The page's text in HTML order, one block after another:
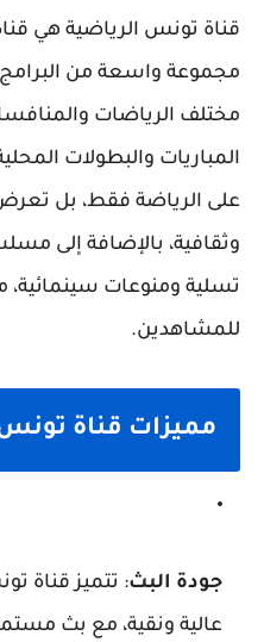
قناة تونس الرياضية هي
مجموعة واسعة من
مختلف الرياضات
المباريات والبطولات
على الرياضة فقط، بل
وثقافية، بالإضافة إلى
تسلية ومنوعات
للمشاهدين.
مميزات قناة تونس
جودة البث: تتميز قناة
عالية ونقية، مع بث